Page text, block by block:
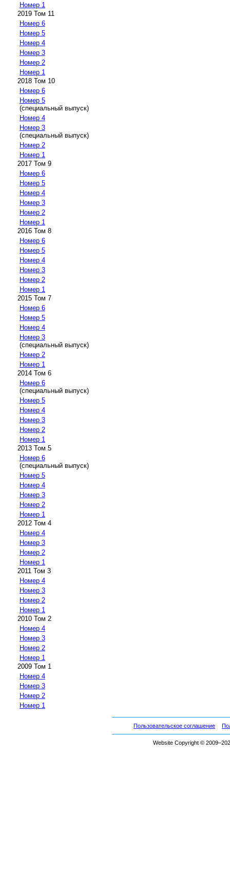
Номер 1
2019 Том 11
Номер 6
Номер 5
Номер 4
Номер 3
Номер 2
Номер 1
2018 Том 10
Номер 6
Номер 5
(специальный выпуск)
Номер 4
Номер 3
(специальный выпуск)
Номер 2
Номер 1
2017 Том 9
Номер 6
Номер 5
Номер 4
Номер 3
Номер 2
Номер 1
2016 Том 8
Номер 6
Номер 5
Номер 4
Номер 3
Номер 2
Номер 1
2015 Том 7
Номер 6
Номер 5
Номер 4
Номер 3
(специальный выпуск)
Номер 2
Номер 1
2014 Том 6
Номер 6
(специальный выпуск)
Номер 5
Номер 4
Номер 3
Номер 2
Номер 1
2013 Том 5
Номер 6
(специальный выпуск)
Номер 5
Номер 4
Номер 3
Номер 2
Номер 1
2012 Том 4
Номер 4
Номер 3
Номер 2
Номер 1
2011 Том 3
Номер 4
Номер 3
Номер 2
Номер 1
2010 Том 2
Номер 4
Номер 3
Номер 2
Номер 1
2009 Том 1
Номер 4
Номер 3
Номер 2
Номер 1
Пользовательское соглашение
Website Copyright ©